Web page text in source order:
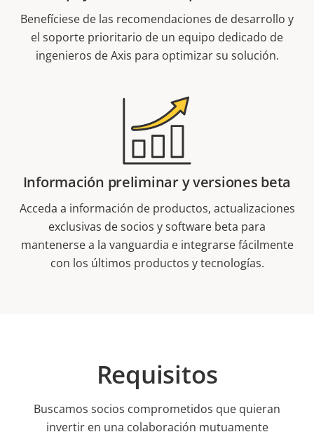
Benefíciese de las recomendaciones de desarrollo y
el soporte prioritario de un equipo dedicado de
ingenieros de Axis para optimizar su solución.
Información preliminar y versiones beta
Acceda a información de productos, actualizaciones
exclusivas de socios y software beta para
mantenerse a la vanguardia e integrarse fácilmente
con los últimos productos y tecnologías.
Requisitos
Buscamos socios comprometidos que quieran
invertir en una colaboración mutuamente